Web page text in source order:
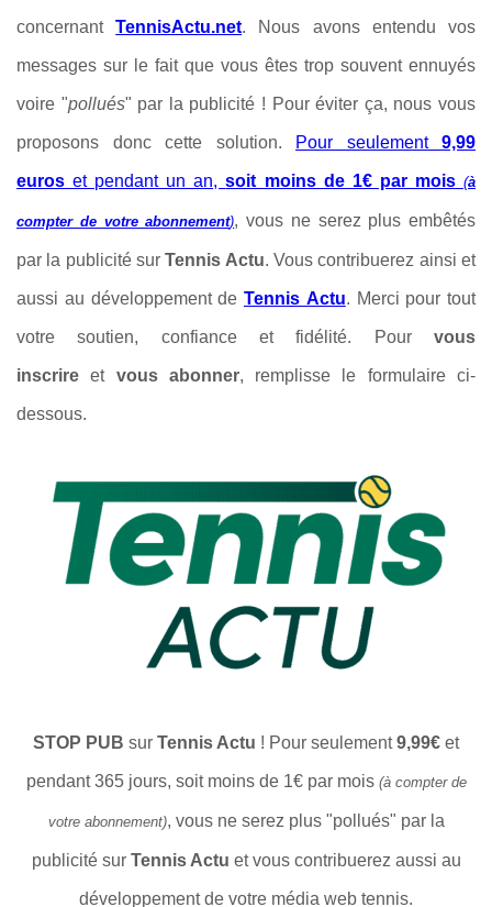
concernant TennisActu.net. Nous avons entendu vos
messages sur le fait que vous êtes trop souvent ennuyés
voire "pollués" par la publicité ! Pour éviter ça, nous vous
proposons donc cette solution. Pour seulement 9,99
euros et pendant un an,soit moins de 1€ par mois (à
compter de votre abonnement), vous ne serez plus embêtés
par la publicité surTennis Actu. Vous contribuerez ainsi et
aussi au développement de Tennis Actu. Merci pour tout
votre soutien, confiance et fidélité. Pourvous
inscrireetvous abonner, remplisse le formulaire ci-
dessous.
STOP PUB sur Tennis Actu ! Pour seulement9,99€ et
pendant 365 jours, soit moins de 1€ par mois (à compter de
votre abonnement), vous ne serez plus "pollués" par la
publicité sur Tennis Actu et vous contribuerez aussi au
développement de votre média web tennis.